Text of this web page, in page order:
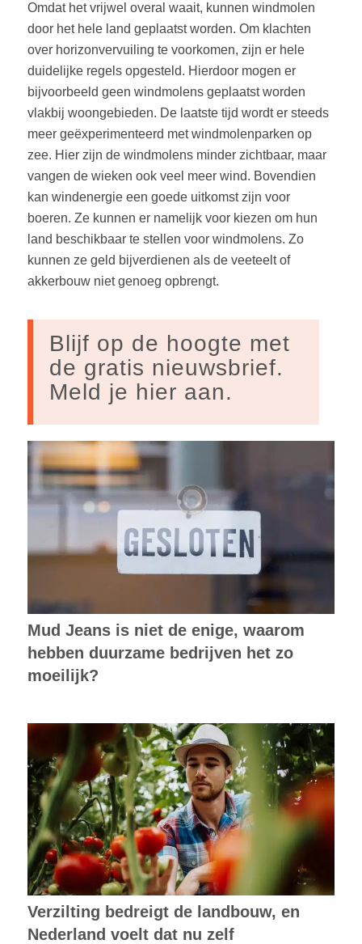
Omdat het vrijwel overal waait, kunnen windmolen
door het hele land geplaatst worden. Om klachten
over horizonvervuiling te voorkomen, zijn er hele
duidelijke regels opgesteld. Hierdoor mogen er
bijvoorbeeld geen windmolens geplaatst worden
vlakbij woongebieden. De laatste tijd wordt er steeds
meer geëxperimenteerd met windmolenparken op
zee. Hier zijn de windmolens minder zichtbaar, maar
vangen de wieken ook veel meer wind. Bovendien
kan windenergie een goede uitkomst zijn voor
boeren. Ze kunnen er namelijk voor kiezen om hun
land beschikbaar te stellen voor windmolens. Zo
kunnen ze geld bijverdienen als de veeteelt of
akkerbouw niet genoeg opbrengt.
Blijf op de hoogte met
de gratis nieuwsbrief.
Meld je hier aan.
Mud Jeans is niet de enige, waarom
hebben duurzame bedrijven het zo
moeilijk?
Verzilting bedreigt de landbouw, en
Nederland voelt dat nu zelf